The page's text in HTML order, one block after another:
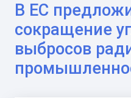
В ЕС
сокращение
выбросов